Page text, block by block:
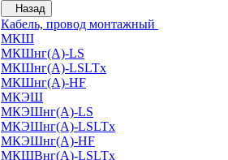
Назад
Кабель, провод монтажный
МКШ
МКШнг(А)-LS
МКШнг(А)-LSLTx
МКШнг(А)-HF
МКЭШ
МКЭШнг(А)-LS
МКЭШнг(А)-LSLTx
МКЭШнг(А)-HF
МКШВнг(A)-LSLTx